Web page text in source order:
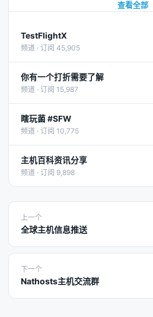
查看全部
TestFlightX
频道 · 订阅 45,905
你有一个打折需要了解
频道 · 订阅 15,987
瞎玩菌 #SFW
频道 · 订阅 10,775
主机百科资讯分享
频道 · 订阅 9,898
上一个
全球主机信息推送
下一个
Nathosts主机交流群